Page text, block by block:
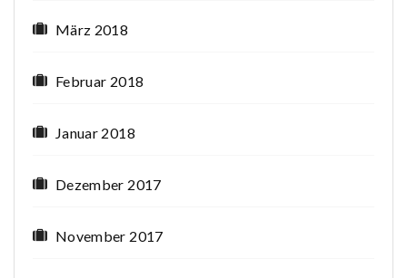
März 2018
Februar 2018
Januar 2018
Dezember 2017
November 2017